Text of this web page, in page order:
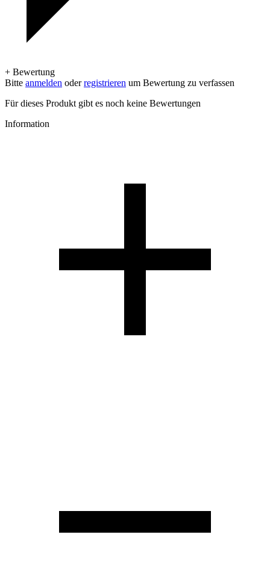
+ Bewertung
Bitte anmelden oderregistrieren um Bewertung zu verfassen
Für dieses Produkt gibt es noch keine Bewertungen
Information